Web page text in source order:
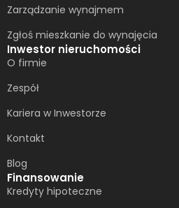
Zarządzanie wynajmem
Zgłoś mieszkanie do wynajęcia
Inwestor nieruchomości
O firmie
Zespół
Kariera w Inwestorze
Kontakt
Blog
Finansowanie
Kredyty hipoteczne